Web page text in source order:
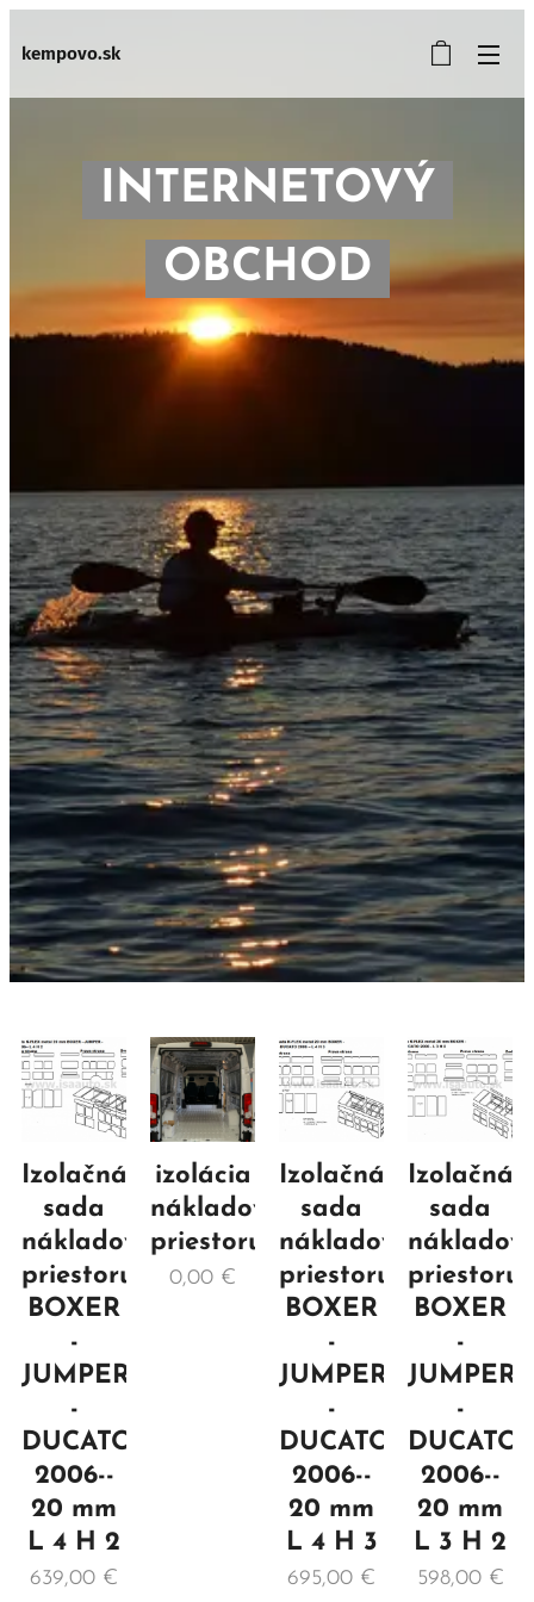
kempovo.sk
INTERNETOVÝ
OBCHOD
Izolačná
sada
nákladového
priestoru
BOXER
-
JUMPER
-
DUCATO
2006--
20 mm
L 4 H 2
639,00 €
izolácia
nákladového
priestoru
0,00 €
Izolačná
sada
nákladového
priestoru
BOXER
-
JUMPER
-
DUCATO
2006--
20 mm
L 4 H 3
695,00 €
Izolačná
sada
priestoru
BOXER
-
JUMPER
-
DUCATO
2006--
20 mm
L 3 H 2
598,00€